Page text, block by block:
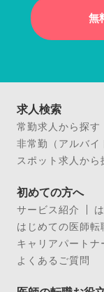
無
求人検索
常勤求人から探す
非常勤（アルバイ
スポット求人から
初めての方へ
サービス紹介
はじめての医師転
キャリアパートナ
よくあるご質問